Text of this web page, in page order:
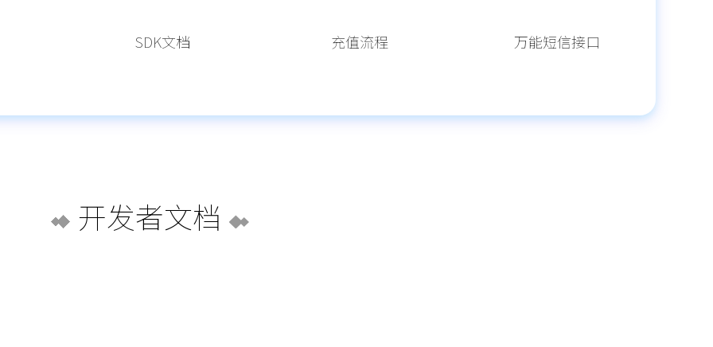
SDK文档 充值流程 万能短信接口
开发者文档